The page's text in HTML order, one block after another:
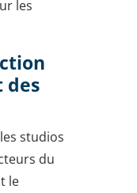
les
des
studios
du
le